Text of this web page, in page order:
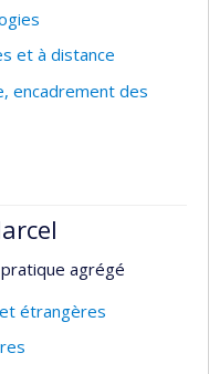
et à distance
encadrement des
agrégé
étrangères